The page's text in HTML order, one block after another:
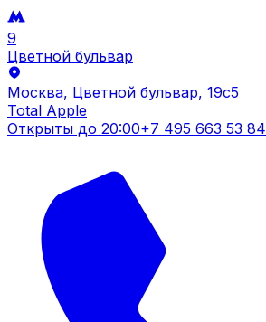
9
Цветной бульвар
Москва, Цветной бульвар, 19c5
Total Apple
Открыты до 20:00+7 495 663 53 84